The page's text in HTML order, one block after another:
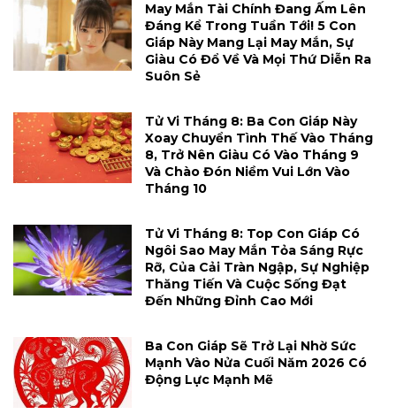
May Mắn Tài Chính Đang Ấm Lên
Đáng Kể Trong Tuần Tới! 5 Con
Giáp Này Mang Lại May Mắn, Sự
Giàu Có Đổ Về Và Mọi Thứ Diễn Ra
Suôn Sẻ
Tử Vi Tháng 8: Ba Con Giáp Này
Xoay Chuyển Tình Thế Vào Tháng
8, Trở Nên Giàu Có Vào Tháng 9
Và Chào Đón Niềm Vui Lớn Vào
Tháng 10
Tử Vi Tháng 8: Top Con Giáp Có
Ngôi Sao May Mắn Tỏa Sáng Rực
Rỡ, Của Cải Tràn Ngập, Sự Nghiệp
Thăng Tiến Và Cuộc Sống Đạt
Đến Những Đỉnh Cao Mới
Ba Con Giáp Sẽ Trở Lại Nhờ Sức
Mạnh Vào Nửa Cuối Năm 2026 Có
Động Lực Mạnh Mẽ